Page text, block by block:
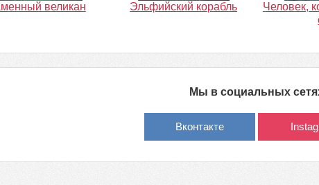
великан Эльфийский корабль
Человек,
Мы в социальных
Вконтакте